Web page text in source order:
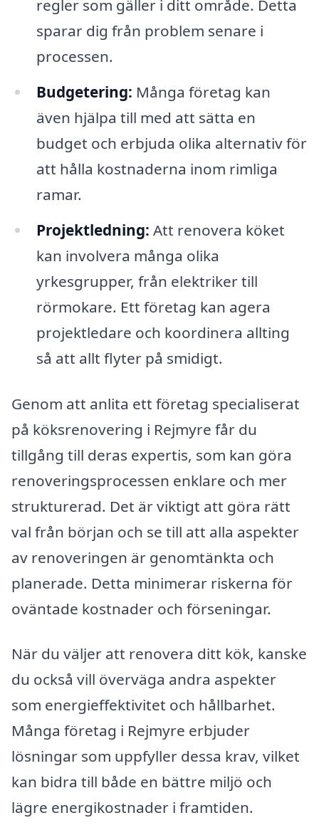
regler som gäller i ditt område. Detta
sparar dig från problem senare i
processen.
Budgetering: Många företag kan
även hjälpa till med att sätta en
budget och erbjuda olika alternativ för
att hålla kostnaderna inom rimliga
ramar.
Projektledning: Att renovera köket
kan involvera många olika
yrkesgrupper, från elektriker till
rörmokare. Ett företag kan agera
projektledare och koordinera allting
så att allt flyter på smidigt.
Genom att anlita ett företag specialiserat
på köksrenovering i Rejmyre får du
tillgång till deras expertis, som kan göra
renoveringsprocessen enklare och mer
strukturerad. Det är viktigt att göra rätt
val från början och se till att alla aspekter
av renoveringen är genomtänkta och
planerade. Detta minimerar riskerna för
oväntade kostnader och förseningar.
När du väljer att renovera ditt kök, kanske
du också vill överväga andra aspekter
som energieffektivitet och hållbarhet.
Många företag i Rejmyre erbjuder
lösningar som uppfyller dessa krav, vilket
kan bidra till både en bättre miljö och
lägre energikostnader i framtiden.